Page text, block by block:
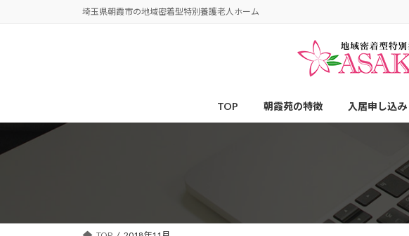
キ
プ
に
動
埼玉県朝霞市の地域密着型特別養護老人ホーム
TOP 朝霞苑の特徴 入居申し込み